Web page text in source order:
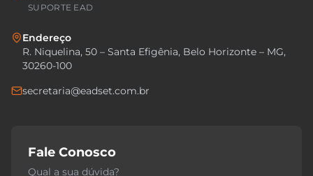
SUPORTE EAD
Endereço
R. Niquelina, 50 – Santa Efigênia, Belo Horizonte – MG,
30260-100
secretaria@eadset.com.br
Fale Conosco
Qual a sua dúvida?